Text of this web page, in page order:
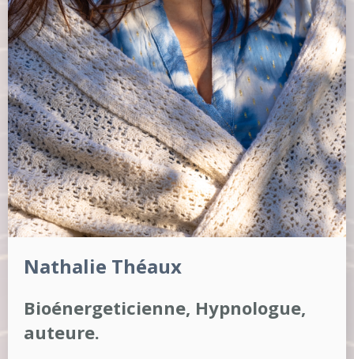
Nathalie Théaux
Bioénergeticienne, Hypnologue,
auteure.